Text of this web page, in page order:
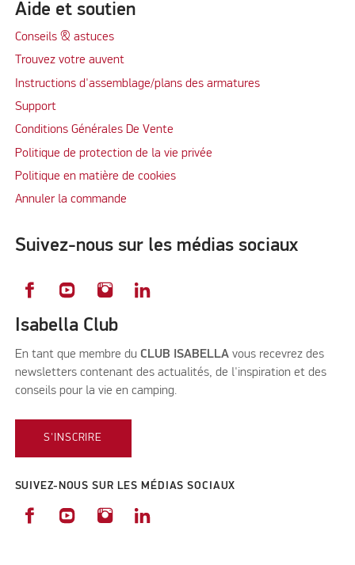
Aide et soutien
Conseils & astuces
Trouvez votre auvent
Instructions d'assemblage/plans des armatures
Support
Conditions Générales De Vente
Politique de protection de la vie privée
Politique en matière de cookies
Annuler la commande
Suivez-nous sur les médias sociaux
Isabella Club
En tant que membre du CLUB ISABELLA vous recevrez des
newsletters contenant des actualités, de l'inspiration et des
conseils pour la vie en camping.
S'INSCRIRE
SUIVEZ-NOUS SUR LES MÉDIAS SOCIAUX